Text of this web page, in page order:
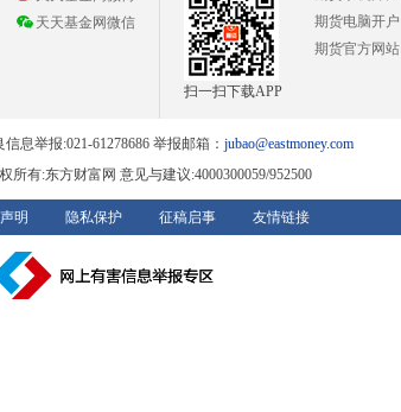
天天基金网微信
扫一扫下载APP
期货电脑开户
期货官方网站
息举报:021-61278686 举报邮箱： jubao@eastmoney.com
所有:东方财富网 意见与建议:4000300059/952500
明 隐私保护 征稿启事 友情链接